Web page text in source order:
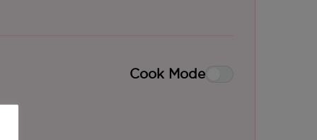
Cook Mode